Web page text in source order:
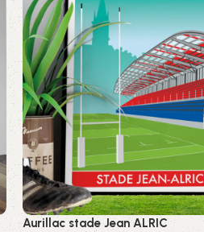
Aurillac stade Jean ALRIC